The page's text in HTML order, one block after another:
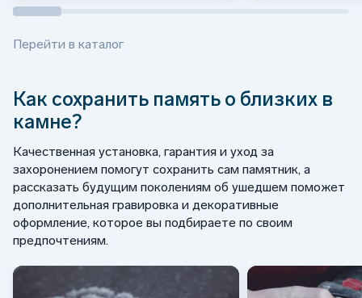
Перейти в каталог
Как сохранить память о близких в
камне?
Качественная установка, гарантия и уход за
захоронением помогут сохранить сам памятник, а
рассказать будущим поколениям об ушедшем поможет
дополнительная гравировка и декоративные
оформление, которое вы подбираете по своим
предпочтениям.